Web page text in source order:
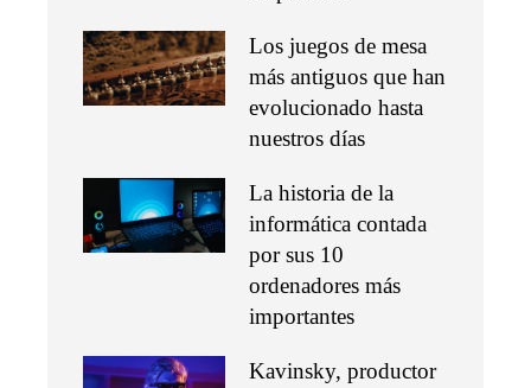
Los juegos de mesa
más antiguos que han
evolucionado hasta
nuestros días
La historia de la
informática contada
por sus 10
ordenadores más
importantes
Kavinsky, productor